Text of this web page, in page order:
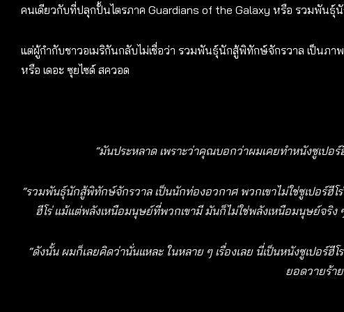
คนเดียวกับที่ปลุกปั้นไตรภาค Guardians of the Galaxy หรือ รวมพันธุ์
แต่ผู้กำกับชาวอเมริกันกลับไม่เชื่อว่า รวมพันธุ์นักสู้พิทักษ์จักรวาล เป็นภา
หรือ เดอะ ซุยไซด์ สควอด
“มันประหลาด เพราะว่าคุณบอกว่าผมเคยทำหนังซูเปอร์
“รวมพันธุ์นักสู้พิทักษ์จักรวาล เป็นนักท่องอวกาศ พวกเขาไม่ใช่ซูเปอร์ฮี
ฮีโร่ แม้แต่พลังเหนือมนุษย์ที่พวกเขามี มันก็ไม่ใช่พลังเหนือมนุษย์จริง
“ดังนั้น ผมก็เลยคิดว่านั่นแหละ ในหลาย ๆ เรื่องเลย นี่เป็นหนังซูเปอร์ฮี
ยอดวายร้าย